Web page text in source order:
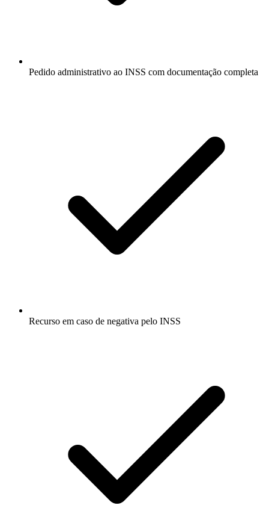
Pedido administrativo ao INSS com documentação completa
Recurso em caso de negativa pelo INSS